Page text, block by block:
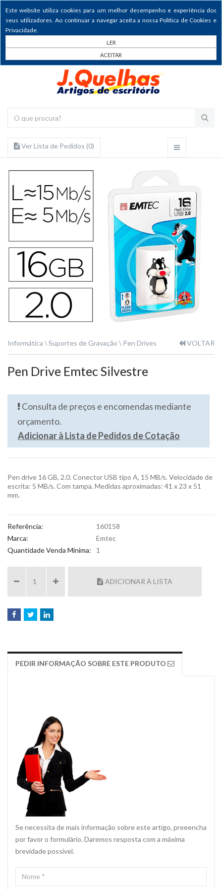
Este website utiliza cookies para um melhor desempenho e experiência dos
seus utilizadores. Ao continuar a navegar aceita a nossa Política de Cookies e
Privacidade.
LER
ACEITAR
Ver Lista de Pedidos (0)
Informática Suportes de Gravação Pen Drives VOLTAR
Pen Drive Emtec Silvestre
Consulta de preços e encomendas mediante
orçamento.
Adicionar à Lista de Pedidos de Cotação
Pen drive 16 GB, 2.0. Conector USB tipo A, 15 MB/s. Velocidade de
escrita: 5 MB/s. Com tampa. Medidas aproximadas: 41 x 23 x 51
mm.
Referência:
160158
Marca:
Emtec
Quantidade Venda Mínima:
1
ADICIONAR À LISTA
PEDIR INFORMAÇÃO SOBRE ESTE PRODUTO
Se necessita de mais informação sobre este artigo, preeencha
por favor o formulário. Daremos resposta com a máxima
brevidade possivel.